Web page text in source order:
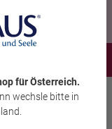
für Österreich.
wechsle bitte in